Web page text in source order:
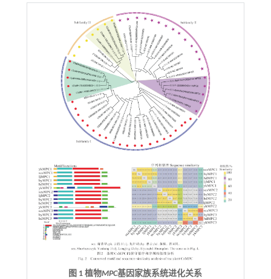
图 1 植物MPC基因家族系统进化关系